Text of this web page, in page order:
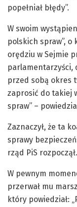
popełniał błędy”.
W swoim
polskich spraw”, o
orędziu w Sejmie
parlamentarzyści,
przed sobą okres
zaprosić do takiej
spraw” –
Zaznaczył, że ta
sprawy
rząd PiS rozpoczął.
W pewnym
przerwał mu
który powiedział: